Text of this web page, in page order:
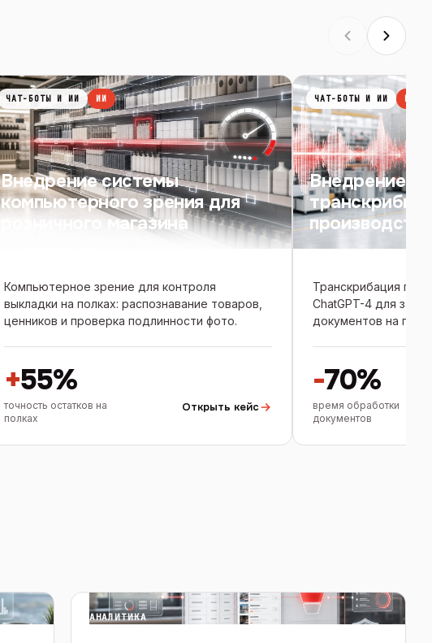
ЧАТ-БОТЫ И ИИ ИИ
Внедрение системы
компьютерного зрения для
розничного магазина
Компьютерное зрение для контроля
выкладки на полках: распознавание товаров,
ценников и проверка подлинности фото.
+55%
точность остатков на
полках
Открыть кейс
ЧАТ-БОТЫ И ИИ
Внедрение
Транскрибация
ChatGPT-4 для
документов на
-70%
время обработки
документов
АНАЛИТИКА